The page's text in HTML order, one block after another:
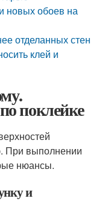
новых обоев на
отделанных стен
клей и
поклейке
При выполнении
нюансы.
и